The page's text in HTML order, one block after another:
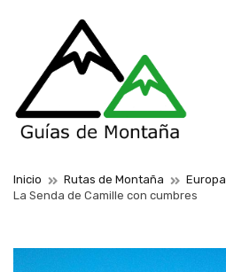
Inicio Rutas de Montaña
Europa
La Senda de Camille con cumbres